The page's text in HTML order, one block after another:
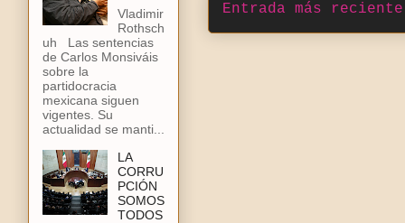
Entrada más reciente
Vladimir
Rothsch
uh Las sentencias
de Carlos Monsiváis
sobre la
partidocracia
mexicana siguen
vigentes. Su
actualidad se manti...
LA
CORRU
PCIÓN
SOMOS
TODOS